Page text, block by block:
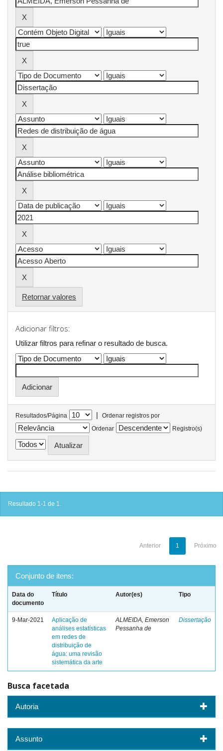
Retornar valores
Adicionar filtros:
Utilizar filtros para refinar o resultado de busca.
Resultados/Página |
Ordenar registros por
Ordenar
Registro(s)
Resultado 1-1 de 1.
Anterior 1 Próximo
Conjunto de itens:
Data do
documento
Título Autor(es) Tipo
9-Mar-2021
Aplicação de
análises estatísticas
em redes de
distribuição de
água: uma revisão
sistemática da arte
ALMEIDA, Emerson
Pessanha de
Dissertação
Busca facetada
Autoria
Assunto